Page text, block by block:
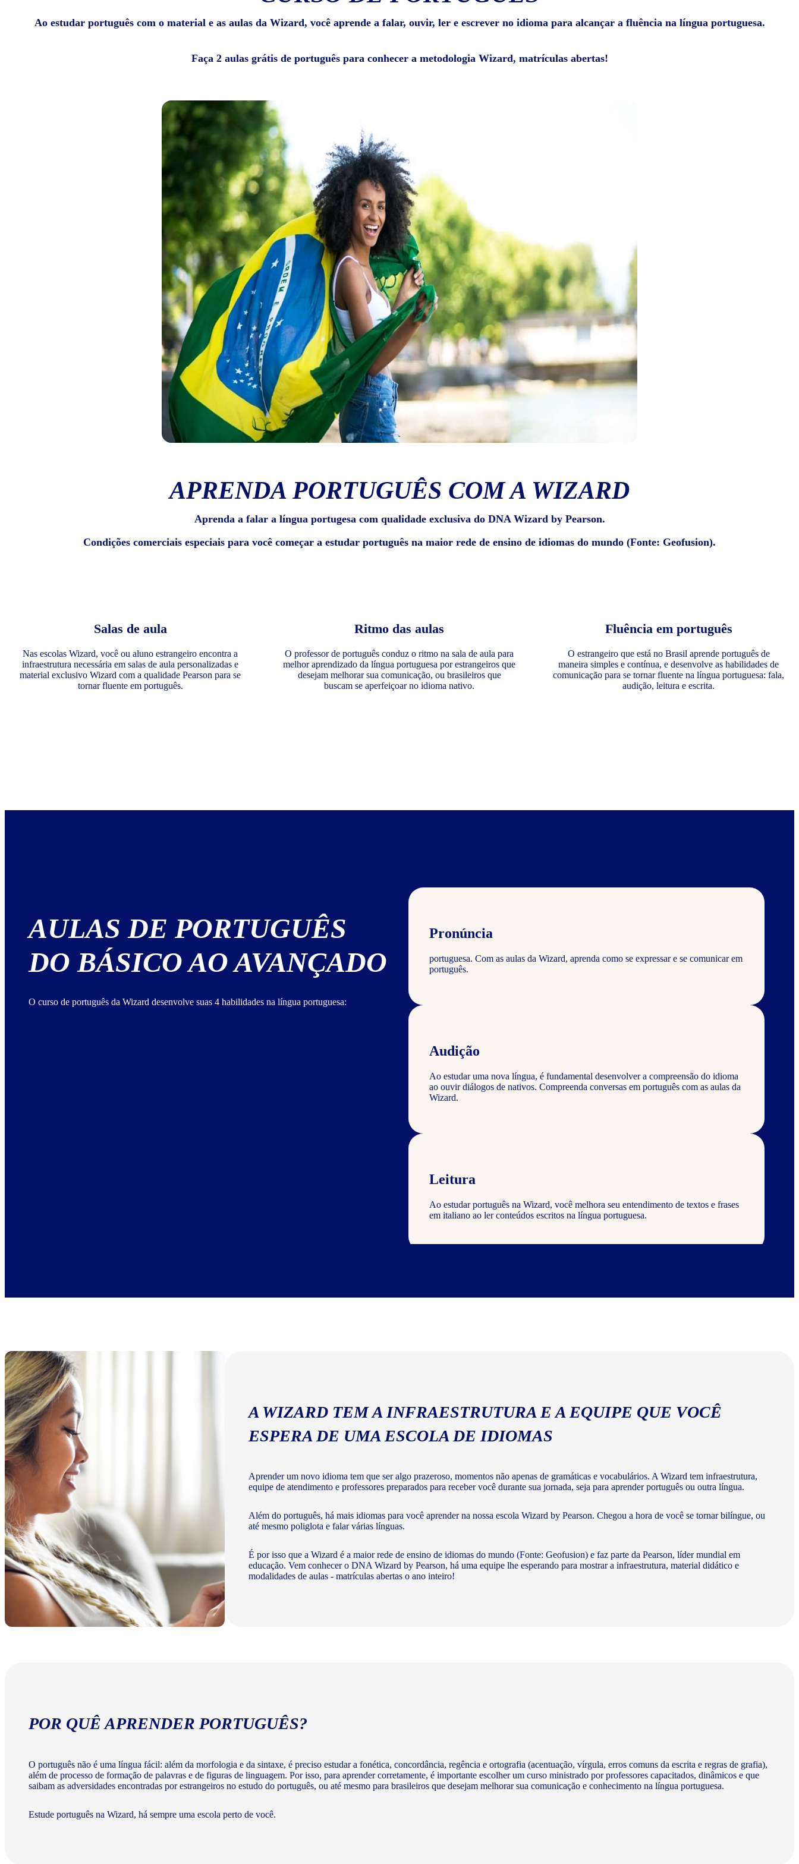
Ao estudar português com o material e as aulas da Wizard, você aprende a falar, ouvir, ler e escrever no idioma para alcançar a fluência na língua portuguesa.
Faça 2 aulas grátis de português para conhecer a metodologia Wizard, matrículas abertas!
APRENDA PORTUGUÊS COM A WIZARD
Aprenda a falar a língua portugesa com qualidade exclusiva do DNA Wizard by Pearson.
Condições comerciais especiais para você começar a estudar português na maior rede de ensino de idiomas do mundo (Fonte: Geofusion).
Salas de aula
Nas escolas Wizard, você ou aluno estrangeiro encontra a
infraestrutura necessária em salas de aula personalizadas e
material exclusivo Wizard com a qualidade Pearson para se
tornar fluente em português.
Ritmo das aulas
O professor de português conduz o ritmo na sala de aula para
melhor aprendizado da língua portuguesa por estrangeiros que
desejam melhorar sua comunicação, ou brasileiros que
buscam se aperfeiçoar no idioma nativo.
Fluência em português
O estrangeiro que está no Brasil aprende português de
maneira simples e contínua, e desenvolve as habilidades de
comunicação para se tornar fluente na língua portuguesa: fala,
audição, leitura e escrita.
AULAS DE PORTUGUÊS
DO BÁSICO AO AVANÇADO
O curso de português da Wizard desenvolve suas 4 habilidades na língua portuguesa:
Pronúncia
portuguesa. Com as aulas da Wizard, aprenda como se expressar e se comunicar em
português.
Audição
Ao estudar uma nova língua, é fundamental desenvolver a compreensão do idioma
ao ouvir diálogos de nativos. Compreenda conversas em português com as aulas da
Wizard.
Leitura
Ao estudar português na Wizard, você melhora seu entendimento de textos e frases
em italiano ao ler conteúdos escritos na língua portuguesa.
Escrita
A WIZARD TEM A INFRAESTRUTURA E A EQUIPE QUE VOCÊ
ESPERA DE UMA ESCOLA DE IDIOMAS
Aprender um novo idioma tem que ser algo prazeroso, momentos não apenas de gramáticas e vocabulários. A Wizard tem infraestrutura,
equipe de atendimento e professores preparados para receber você durante sua jornada, seja para aprender português ou outra língua.
Além do português, há mais idiomas para você aprender na nossa escola Wizard by Pearson. Chegou a hora de você se tornar bilíngue, ou
até mesmo poliglota e falar várias línguas.
É por isso que a Wizard é a maior rede de ensino de idiomas do mundo (Fonte: Geofusion) e faz parte da Pearson, líder mundial em
educação. Vem conhecer o DNA Wizard by Pearson, há uma equipe lhe esperando para mostrar a infraestrutura, material didático e
modalidades de aulas - matrículas abertas o ano inteiro!
POR QUÊ APRENDER PORTUGUÊS?
O português não é uma língua fácil: além da morfologia e da sintaxe, é preciso estudar a fonética, concordância, regência e ortografia (acentuação, vírgula, erros comuns da escrita e regras de grafia),
além de processo de formação de palavras e de figuras de linguagem. Por isso, para aprender corretamente, é importante escolher um curso ministrado por professores capacitados, dinâmicos e que
saibam as adversidades encontradas por estrangeiros no estudo do português, ou até mesmo para brasileiros que desejam melhorar sua comunicação e conhecimento na língua portuguesa.
Estude português na Wizard, há sempre uma escola perto de você.